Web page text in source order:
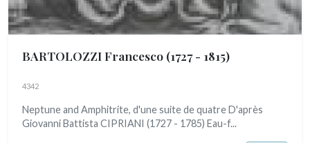
BARTOLOZZI Francesco (1727 - 1815)
4342
Neptune and Amphitrite, d'une suite de quatre D'après
Giovanni Battista CIPRIANI (1727 - 1785) Eau-f...